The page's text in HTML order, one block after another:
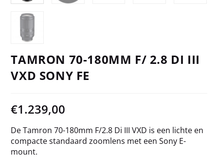
TAMRON 70-180MM F/ 2.8 DI III
VXD SONY FE
€1.239,00
De Tamron 70-180mm F/2.8 Di III VXD is een lichte en
compacte standaard zoomlens met een Sony E-
mount.